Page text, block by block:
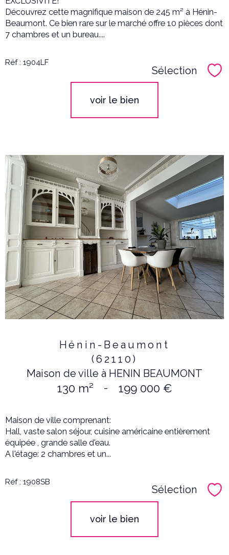
Découvrez cette magnifique maison de 245 m² à Hénin-
Beaumont. Ce bien rare sur le marché offre 10 pièces dont
7 chambres et un bureau....
Réf : 1904LF
Sélection
voir le bien
Hénin-Beaumont
(62110)
Maison de ville à HENIN BEAUMONT
130 m² - 199 000 €
Maison de ville comprenant:
Hall, vaste salon séjour, cuisine américaine entièrement
équipée , grande salle d'eau.
A l'étage: 2 chambres et un...
Réf : 1908SB
Sélection
voir le bien